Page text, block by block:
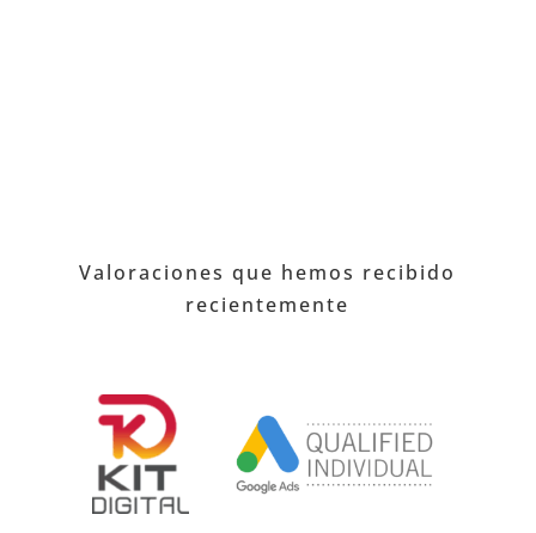
Valoraciones que hemos recibido
recientemente